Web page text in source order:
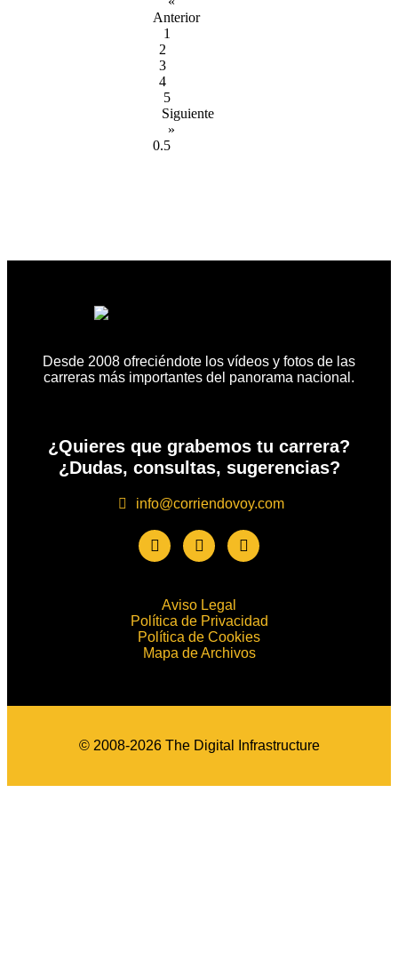
Anterior
1
2
3
4
5
Siguiente
»
Desde 2008 ofreciéndote los vídeos y fotos de las
carreras más importantes del panorama nacional.
¿Quieres que grabemos tu carrera?
¿Dudas, consultas, sugerencias?
info@corriendovoy.com
Aviso Legal
Política de Privacidad
Política de Cookies
Mapa de Archivos
© 2008-2026 The Digital Infrastructure